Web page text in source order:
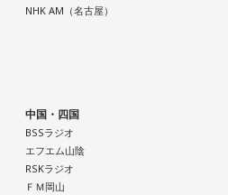
にとっても印象深い一日となり
がれてきた考え方の一つであ
のではありません。
「旅行へ出発する」「新たな目
って前向きな一歩を踏み出すき
囲で暦を取り入れてみるのもよ
NHK AM（名古屋）
中国・四国
BSSラジオ
エフエム山陰
RSKラジオ
ＦＭ岡山